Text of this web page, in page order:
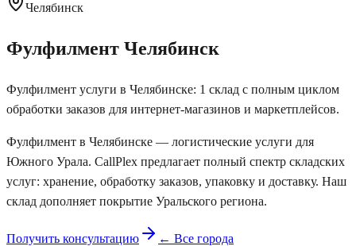
Челябинск
Фулфилмент Челябинск
Фулфилмент услуги в Челябинске: 1 склад с полным циклом
обработки заказов для интернет-магазинов и маркетплейсов.
Фулфилмент в Челябинске — логистические услуги для
Южного Урала. CallPlex предлагает полный спектр складских
услуг: хранение, обработку заказов, упаковку и доставку. Наш
склад дополняет покрытие Уральского региона.
Получить консультацию ← Все города